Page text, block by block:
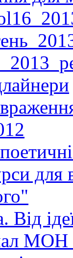
Від
МОН